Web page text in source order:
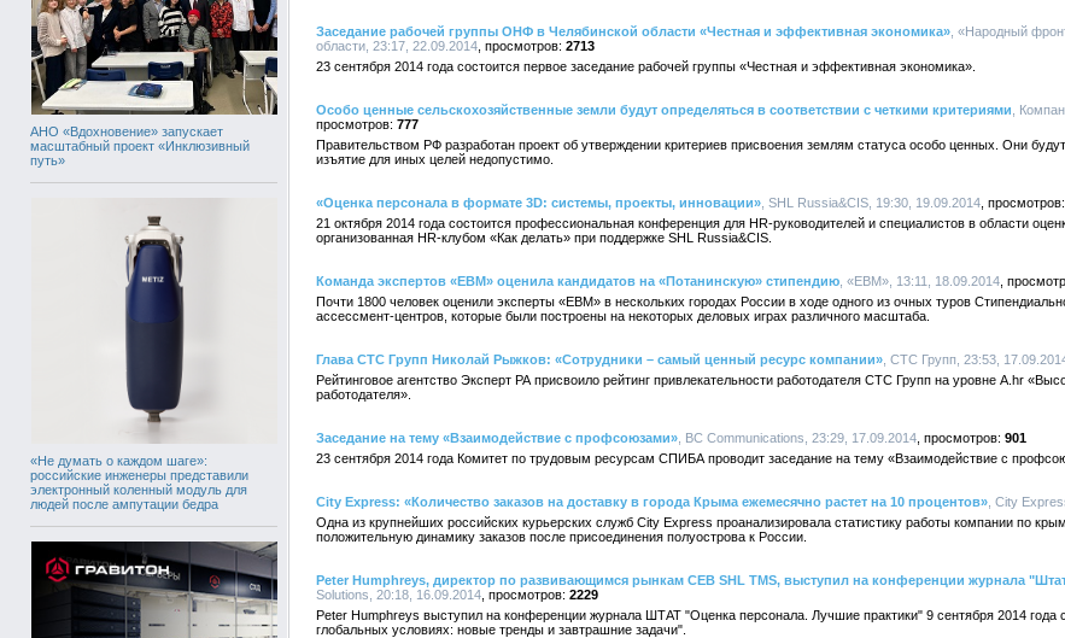
АНО «Вдохновение» запускает
масштабный проект «Инклюзивный
путь»
«Не думать о каждом шаге»:
российские инженеры представили
электронный коленный модуль для
людей после ампутации бедра
Заседание рабочей группы ОНФ в Челябинской области «Честная и эффективная экономика» , «Народный
области, 23:17, 22.09.2014
2713
23 сентября 2014 года состоится первое заседание рабочей группы «Честная и эффективная экономика».
Особо ценные сельскохозяйственные земли будут определяться в соответствии с четкими критериями ,
777
Правительством РФ разработан проект об утверждении критериев присвоения землям статуса особо ценных. Они
изъятие для иных целей недопустимо.
«Оценка персонала в формате 3D: системы, проекты, инновации» , SHL Russia&CIS, 19:30, 19.09.2014
21 октября 2014 года состоится профессиональная конференция для HR-руководителей и специалистов в области
организованная HR-клубом «Как делать» при поддержке SHL Russia&CIS.
Команда экспертов «ЕВМ» оценила кандидатов на «Потанинскую» стипендию , «EBM», 13:11, 18.09.2014
Почти 1800 человек оценили эксперты «ЕВМ» в нескольких городах России в ходе одного из очных туров
асcессмент-центров, которые были построены на некоторых деловых играх различного масштаба.
Глава СТС Групп Николай Рыжков: «Сотрудники – самый ценный ресурс компании» , СТС Групп, 23:53,
Рейтинговое агентство Эксперт РА присвоило рейтинг привлекательности работодателя СТС Групп на уровне А.hr
работодателя».
Заседание на тему «Взаимодействие с профсоюзами» , BC Communications, 23:29, 17.09.2014
901
23 сентября 2014 года Комитет по трудовым ресурсам СПИБА проводит заседание на тему «Взаимодействие с
City Express: «Количество заказов на доставку в города Крыма ежемесячно растет на 10 процентов» , City
Одна из крупнейших российских курьерских служб City Express проанализировала статистику работы компании по
положительную динамику заказов после присоединения полуострова к России.
Peter Humphreys, директор по развивающимся рынкам CEB SHL TMS, выступил на конференции журнала
Solutions, 20:18, 16.09.2014
2229
Peter Humphreys выступил на конференции журнала ШТАТ "Оценка персонала. Лучшие практики" 9 сентября 2014 года
глобальных условиях: новые тренды и завтрашние задачи".